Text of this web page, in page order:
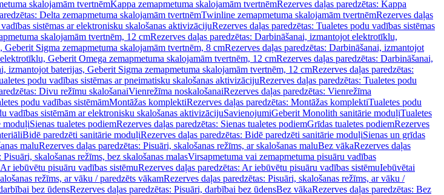
skalojamām tvertnēmKappa zemapmetuma skalojamām tvertnēmRezerves daļas paredzētas: Kappa
Delta zemapmetuma skalojamām tvertnēmTwinline zemapmetuma skalojamām tvertnēmRezerves daļas
sistēmas ar elektronisku skalošanas aktivizācijuRezerves daļas paredzētas: Tualetes podu vadības sistēmas
skalojamām tvertnēm, 12 cmRezerves daļas paredzētas: Darbināšanai, izmantojot elektrotīklu,
Sigma zemapmetuma skalojamām tvertnēm, 8 cmRezerves daļas paredzētas: Darbināšanai, izmantojot
Geberit Omega zemapmetuma skalojamām tvertnēm, 12 cmRezerves daļas paredzētas: Darbināšanai,
izmantojot baterijas, Geberit Sigma zemapmetuma skalojamām tvertnēm, 12 cmRezerves daļas paredzētas:
podu vadības sistēmas ar pneimatisku skalošanas aktivizācijuRezerves daļas paredzētas: Tualetes podu
Divu režīmu skalošanaiVienrežīma noskalošanaiRezerves daļas paredzētas: Vienrežīma
podu vadības sistēmāmMontāžas komplektiRezerves daļas paredzētas: Montāžas komplektiTualetes podu
vadības sistēmām ar elektronisku skalošanas aktivizācijuSavienojumiGeberit Monolith sanitārie moduļiTualetes
moduļiSienas tualetes podiemRezerves daļas paredzētas: Sienas tualetes podiemGrīdas tualetes podiemRezerves
Bidē paredzēti sanitārie moduļiRezerves daļas paredzētas: Bidē paredzēti sanitārie moduļiSienas un grīdas
maluRezerves daļas paredzētas: Pisuāri, skalošanas režīms, ar skalošanas maluBez vākaRezerves daļas
Pisuāri, skalošanas režīms, bez skalošanas malasVirsapmetuma vai zemapmetuma pisuāru vadības
Ar iebūvētu pisuāru vadības sistēmuRezerves daļas paredzētas: Ar iebūvētu pisuāru vadības sistēmuIebūvētai
režīms, ar vāku / paredzēts vākamRezerves daļas paredzētas: Pisuāri, skalošanas režīms, ar vāku /
bez ūdensRezerves daļas paredzētas: Pisuāri, darbībai bez ūdensBez vākaRezerves daļas paredzētas: Bez